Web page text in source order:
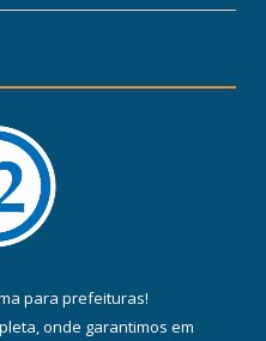
para prefeituras!
onde garantimos em